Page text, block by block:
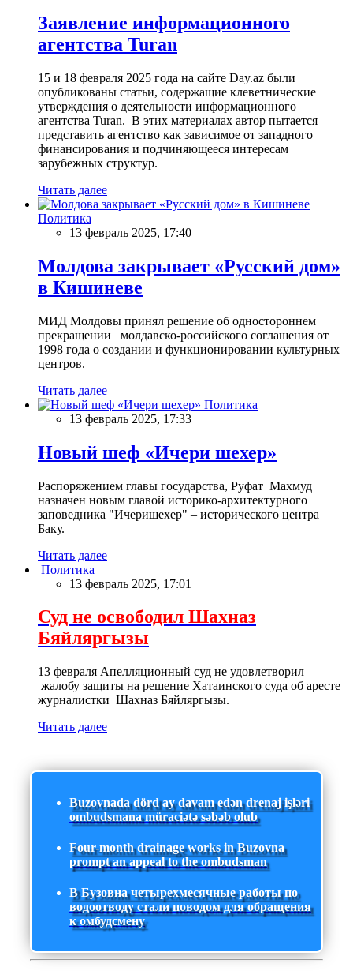
Заявление информационного
агентства Turan
15 и 18 февраля 2025 года на сайте Day.az были
опубликованы статьи, содержащие клеветнические
утверждения о деятельности информационного
агентства Turan. В этих материалах автор пытается
представить агентство как зависимое от западного
финансирования и подчиняющееся интересам
зарубежных структур.
Читать далее
Политика
13 февраль 2025, 17:40
Молдова закрывает «Русский дом»
в Кишиневе
МИД Молдовы принял решение об одностороннем
прекращении молдавско-российского соглашения от
1998 года о создании и функционировании культурных
центров.
Читать далее
Политика
13 февраль 2025, 17:33
Новый шеф «Ичери шехер»
Распоряжением главы государства, Руфат Махмуд
назначен новым главой историко-архитектурного
заповедника "Ичеришехер" – исторического центра
Баку.
Читать далее
Политика
13 февраль 2025, 17:01
Суд не освободил Шахназ
Бяйляргызы
13 февраля Апелляционный суд не удовлетворил
жалобу защиты на решение Хатаинского суда об аресте
журналистки Шахназ Бяйляргызы.
Читать далее
Buzovnada dörd ay davam edən drenaj işləri
ombudsmana müraciətə səbəb olub
Four-month drainage works in Buzovna
prompt an appeal to the ombudsman
В Бузовна четырехмесячные работы по
водоотводу стали поводом для обращения
к омбудсмену